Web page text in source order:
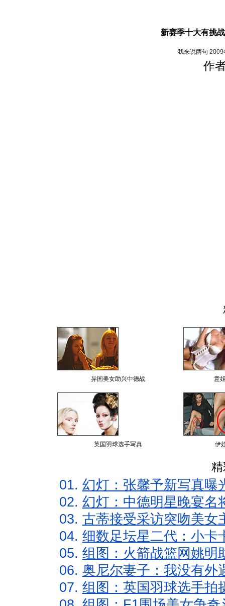
新赛季十大有挑
我来说两句 2009
作
异国美女助兴中德战 意
英国羽球选手写真 伊
01. 幻灯：张馨予新写真曝
02. 幻灯：中德明星晚宴名
03. 古蒂接受采访突吻美女
04. 细数足坛星二代：小卡
05. 组图：火箭战篮网姚明
06. 奥尼尔妻子：我没有外
07. 组图：英国羽球选手拍